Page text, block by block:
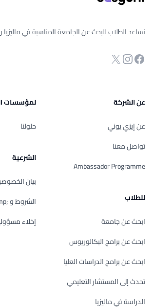
نساعد الطلاب للبحث عن الجامعة المناسبة في ماليزيا
صفحة الفيسبوك
انستجرام
Twitter
عن الشركة
عن إيزي يوني
تواصل معنا
Ambassador Programme
للطلاب
ابحث عن جامعة
ابحث عن برامج البكالوريوس
ابحث عن برامج الدراسات العليا
تحدث إلى المستشار التعليمي
الدراسة في ماليزيا
لمؤسسات
حلولنا
الشرعية
بيان
الشروط و ;amp الإحكام
إخلاء